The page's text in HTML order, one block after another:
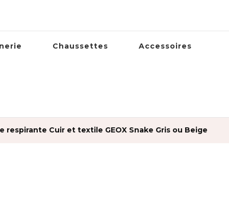
Chaussettes Accessoires
respirante Cuir et textile GEOX Snake Gris ou Beige